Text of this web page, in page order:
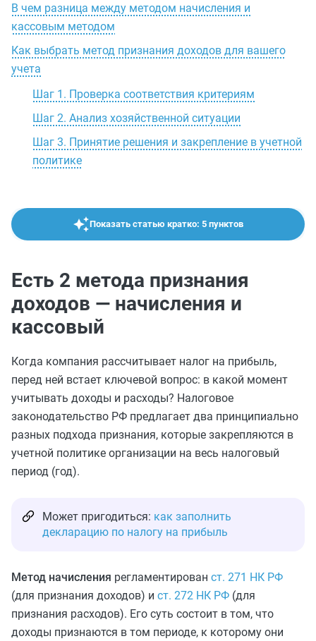
В чем разница между методом начисления и
кассовым методом
Как выбрать метод признания доходов для вашего
учета
Шаг 1. Проверка соответствия критериям
Шаг 2. Анализ хозяйственной ситуации
Шаг 3. Принятие решения и закрепление в учетной
политике
Показать статью кратко: 5 пунктов
Есть 2 метода признания
доходов — начисления и
кассовый
Когда компания рассчитывает налог на прибыль,
перед ней встает ключевой вопрос: в какой момент
учитывать доходы и расходы? Налоговое
законодательство РФ предлагает два принципиально
разных подхода признания, которые закрепляются в
учетной политике организации на весь налоговый
период (год).
Может пригодиться: как заполнить
декларацию по налогу на прибыль
Метод начисления регламентирован ст. 271 НК РФ
(для признания доходов) и ст. 272 НК РФ (для
признания расходов). Его суть состоит в том, что
доходы признаются в том периоде, к которому они